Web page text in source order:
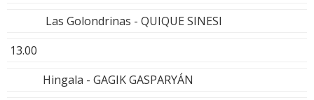
Las Golondrinas - QUIQUE SINESI
13.00
Hingala - GAGIK GASPARYÁN